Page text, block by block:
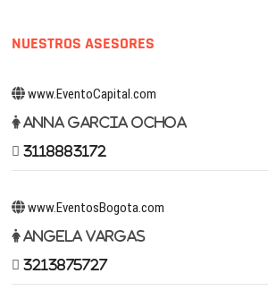
NUESTROS ASESORES
www.EventoCapital.com
Anna Garcia Ochoa
3118883172
www.EventosBogota.com
Angela Vargas
3213875727